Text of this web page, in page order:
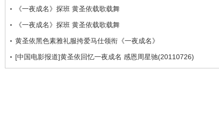
《一夜成名》探班 黄圣依载歌载舞
《一夜成名》探班 黄圣依载歌载舞
黄圣依黑色素雅礼服挎爱马仕领衔《一夜成名》
[中国电影报道]黄圣依回忆一夜成名 感恩周星驰(20110726)